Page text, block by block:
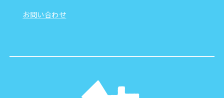
お問い合わせ